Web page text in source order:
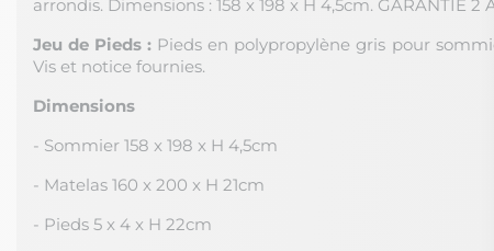
arrondis. Dimensions : 158 x 198 x H 4,5cm. GARANTIE 2
Jeu de Pieds : Pieds en polypropylène gris pour
Vis et notice fournies.
Dimensions
- Sommier 158 x 198 x H 4,5cm
- Matelas 160 x 200 x H 21cm
- Pieds 5 x 4 x H 22cm